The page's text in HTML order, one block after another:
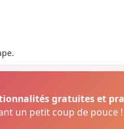
gratuites et
un petit coup de pouce !